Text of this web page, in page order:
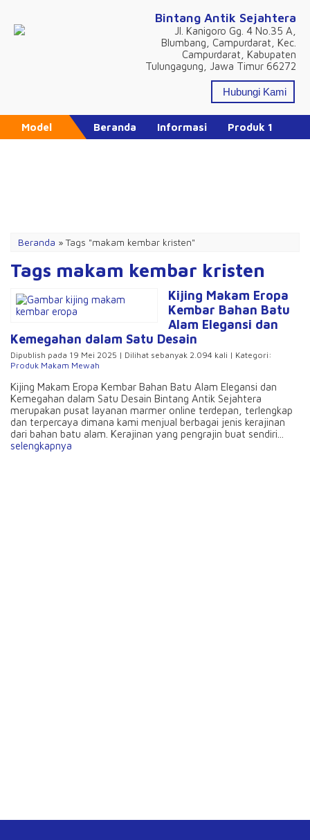
Bintang Antik Sejahtera
Jl. Kanigoro Gg. 4 No.35 A,
Blumbang, Campurdarat, Kec.
Campurdarat, Kabupaten
Tulungagung, Jawa Timur 66272
Hubungi Kami
Model Beranda Informasi Produk 1
Beranda »Tags "makam kembar kristen"
Tags makam kembar kristen
Kijing Makam Eropa
Kembar Bahan Batu
Alam Elegansi dan
Kemegahan dalam Satu Desain
Dipublish pada 19 Mei 2025 | Dilihat sebanyak 2.094 kali | Kategori:
Produk Makam Mewah
Kijing Makam Eropa Kembar Bahan Batu Alam Elegansi dan
Kemegahan dalam Satu Desain Bintang Antik Sejahtera
merupakan pusat layanan marmer online terdepan, terlengkap
dan terpercaya dimana kami menjual berbagai jenis kerajinan
dari bahan batu alam. Kerajinan yang pengrajin buat sendiri...
selengkapnya